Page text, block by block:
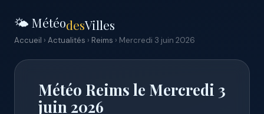
🌤️ MétéodesVilles
Accueil › Actualités › Reims › Mercredi 3 juin 2026
Météo Reims le Mercredi 3
juin 2026